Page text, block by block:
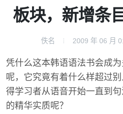
板块，新增条
佚名 2009 年 06 月
凭什么这本韩语语法书会成
呢，它究竟有着什么样超过
得学习者从语音开始一直到
的精华实质呢？